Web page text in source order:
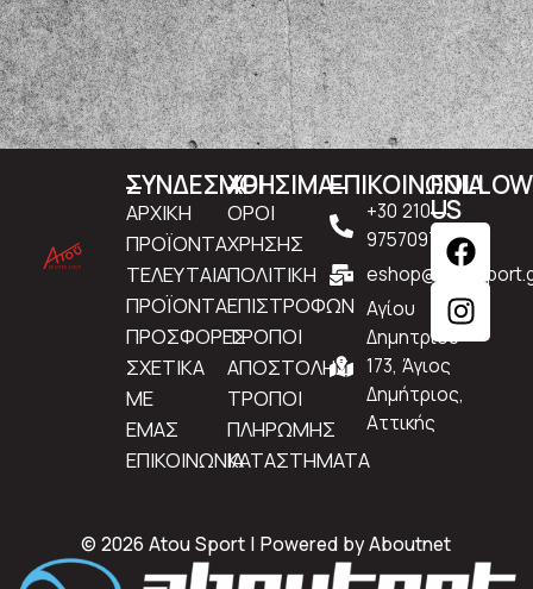
ΣΥΝΔΕΣΜΟΙ
ΑΡΧΙΚΗ
ΠΡΟΪΟΝΤΑ
ΤΕΛΕΥΤΑΙΑ
ΠΡΟΪΟΝΤΑ
ΠΡΟΣΦΟΡΕΣ
ΣΧΕΤΙΚΑ
ΜΕ
ΕΜΑΣ
ΕΠΙΚΟΙΝΩΝΙΑ
ΧΡΗΣΙΜΑ
ΟΡΟΙ
ΧΡΗΣΗΣ
ΠΟΛΙΤΙΚΗ
ΕΠΙΣΤΡΟΦΩΝ
ΤΡΟΠΟΙ
ΑΠΟΣΤΟΛΗΣ
ΤΡΟΠΟΙ
ΠΛΗΡΩΜΗΣ
ΚΑΤΑΣΤΗΜΑΤΑ
ΕΠΙΚΟΙΝΩΝΙΑ
+30 210
9757097
Αγίου
Δημητρίου
173, Άγιος
Δημήτριος,
Αττικής
FOLLOW
US
© 2026 Atou Sport | Powered byAboutnet